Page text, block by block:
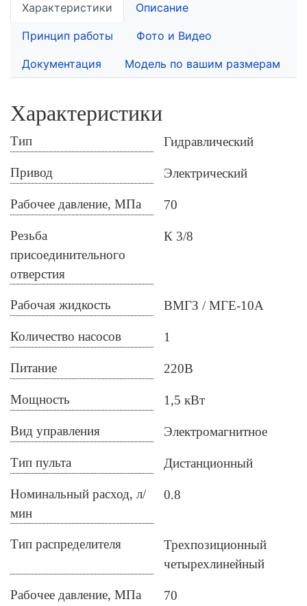
Характеристики Описание
Принцип работы Фото и Видео
Документация Модель по вашим размерам
Характеристики
Тип Гидравлический
Привод Электрический
Рабочее давление, МПа 70
Резьба
присоединительного
отверстия
К 3/8
Рабочая жидкость ВМГЗ МГЕ-10А
Количество насосов 1
Питание 220В
Мощность 1,5 кВт
Вид управления Электромагнитное
Тип пульта Дистанционный
Номинальный расход, л/
мин
0.8
Тип распределителя
Трехпозиционный
четырехлинейный
Рабочее давление, МПа
70